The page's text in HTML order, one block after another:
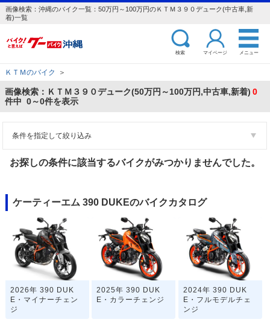
画像検索：沖縄のバイク一覧：50万円～100万円のＫＴＭ３９０デューク(中古車,新
着)一覧
検索 マイページ メニュー
ＫＴＭのバイク ＞
画像検索：ＫＴＭ３９０デューク(50万円～100万円,中古車,新着) 0
件中 0～0件を表示
条件を指定して絞り込み
お探しの条件に該当するバイクがみつかりませんでした。
ケーティーエム 390 DUKEのバイクカタログ
2026年 390 DUK
E・マイナーチェン
ジ
2025年 390 DUK
E・カラーチェンジ
2024年 390 DUK
E・フルモデルチェ
ンジ